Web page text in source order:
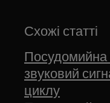
Схожі статті
звуковий
циклу